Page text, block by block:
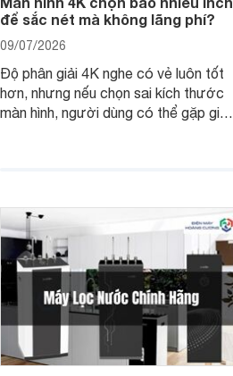
để sắc nét mà không lãng phí?
09/07/2026
Độ phân giải 4K nghe có vẻ luôn tốt
hơn, nhưng nếu chọn sai kích thước
màn hình, người dùng có thể gặp giao